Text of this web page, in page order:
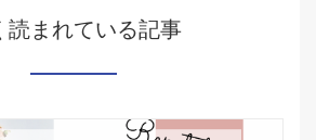
読まれている記事